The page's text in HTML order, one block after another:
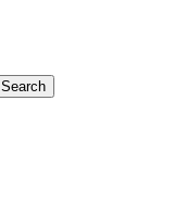
Search